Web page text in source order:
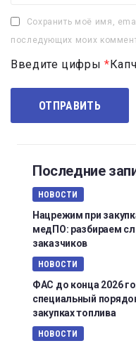
Сохранить моё имя,
последующих моих
Введите цифры *
Последние
НОВОСТИ
Нацрежим при
медПО: разбираем
заказчиков
НОВОСТИ
ФАС до конца 2026
специальный
закупках топлива
НОВОСТИ